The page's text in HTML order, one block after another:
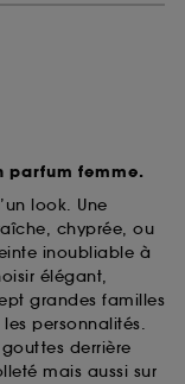
parfum femme.
look. Une
chyprée, ou
inoubliable à
élégant,
grandes familles
personnalités.
derrière
mais aussi sur